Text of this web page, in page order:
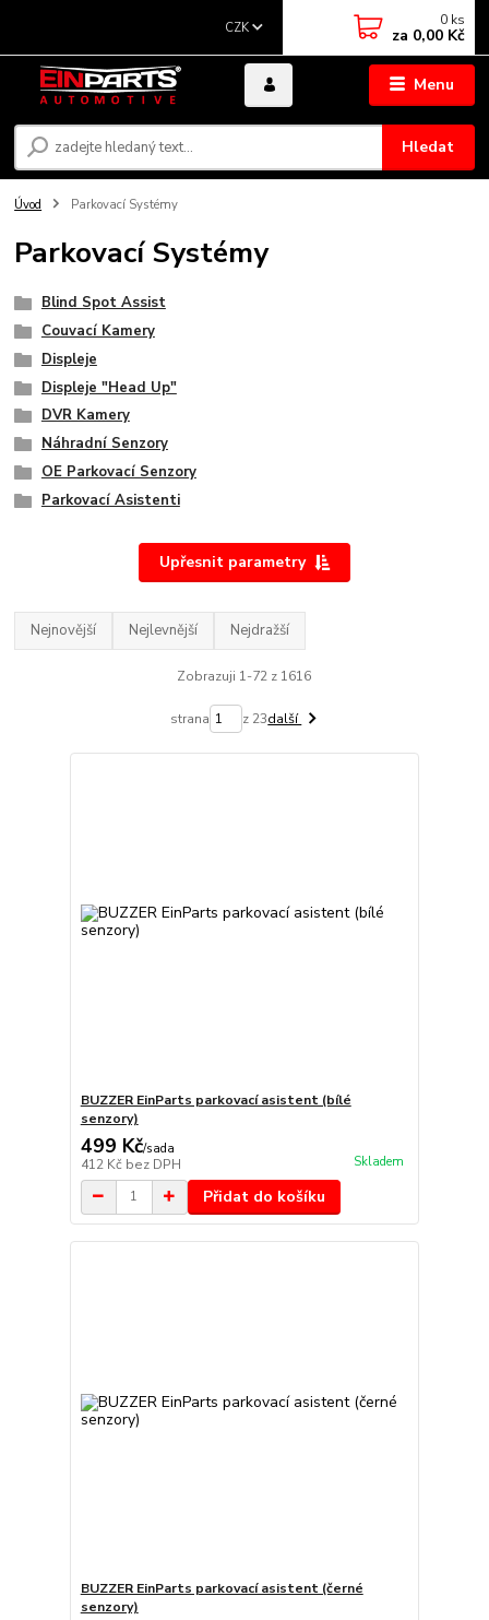
Menu
CZK
Hledat
0 ks
za 0,00 Kč
Úvod Parkovací Systémy
Parkovací Systémy
Blind Spot Assist
Couvací Kamery
Displeje
Displeje "Head Up"
DVR Kamery
Náhradní Senzory
OE Parkovací Senzory
Parkovací Asistenti
Upřesnit parametry
Nejnovější Nejlevnější Nejdražší
Zobrazuji 1-72 z 1616
strana z 23další
BUZZER EinParts parkovací asistent (bílé
senzory)
499 Kč/sada
412 Kč bez DPH Skladem
Přidat do košíku
BUZZER EinParts parkovací asistent (černé
senzory)